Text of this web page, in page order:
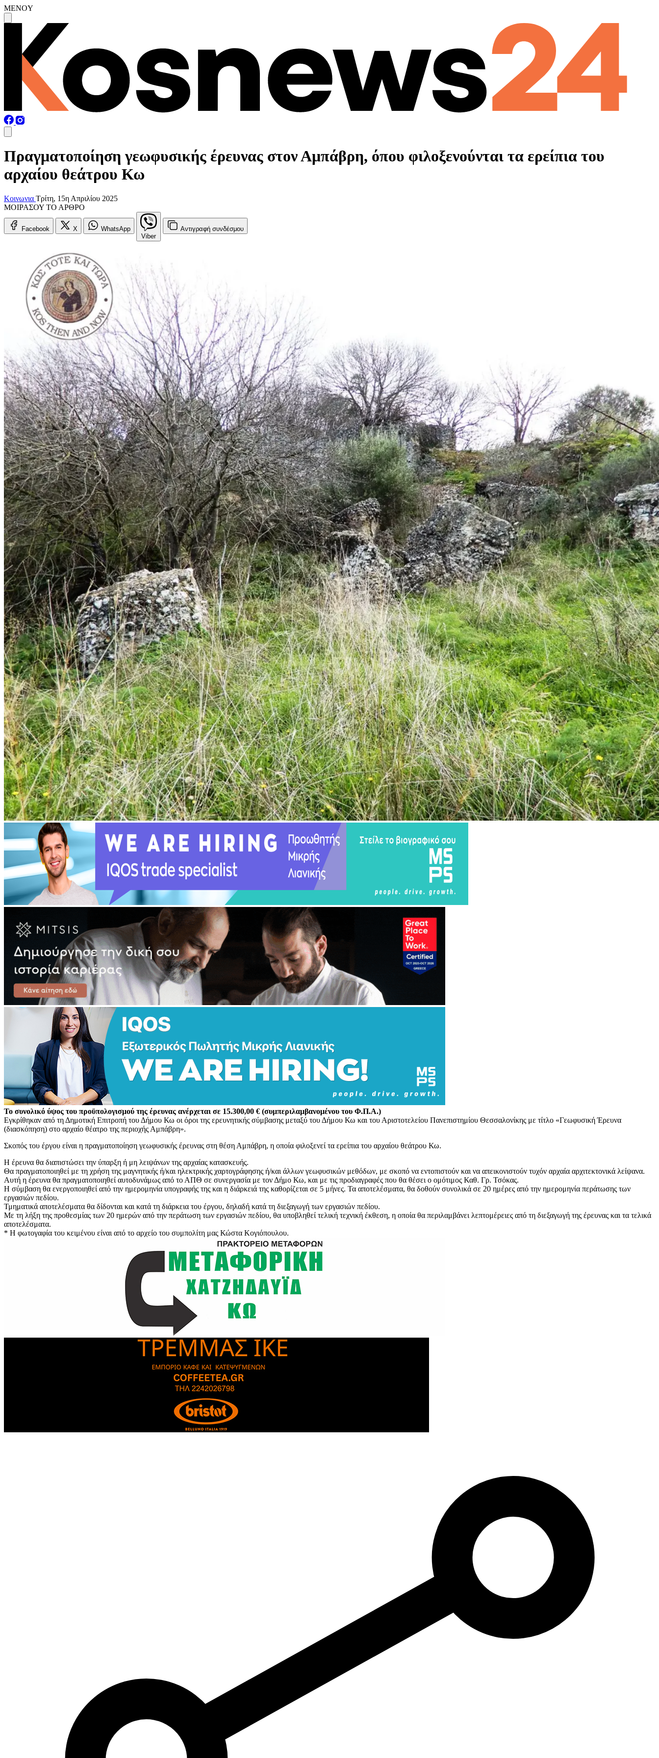
MENOY
Πραγματοποίηση γεωφυσικής έρευνας στον Αμπάβρη, όπου φιλοξενούνται τα ερείπια του
αρχαίου θεάτρου Κω
Κοινωνια Τρίτη, 15η Απριλίου 2025
ΜΟΙΡΑΣΟΥ ΤΟ ΑΡΘΡΟ
Facebook X
WhatsApp
Viber
Αντιγραφή συνδέσμου
Το συνολικό ύψος του προϋπολογισμού της έρευνας ανέρχεται σε 15.300,00 € (συμπεριλαμβανομένου του Φ.Π.Α.)
Εγκρίθηκαν από τη Δημοτική Επιτροπή του Δήμου Κω οι όροι της ερευνητικής σύμβασης μεταξύ του Δήμου Κω και του Αριστοτελείου Πανεπιστημίου Θεσσαλονίκης με τίτλο «Γεωφυσική Έρευνα
(διασκόπηση) στο αρχαίο θέατρο της περιοχής Αμπάβρη».
Σκοπός του έργου είναι η πραγματοποίηση γεωφυσικής έρευνας στη θέση Αμπάβρη, η οποία φιλοξενεί τα ερείπια του αρχαίου θεάτρου Κω.
Η έρευνα θα διαπιστώσει την ύπαρξη ή μη λειψάνων της αρχαίας κατασκευής.
Θα πραγματοποιηθεί με τη χρήση της μαγνητικής ή/και ηλεκτρικής χαρτογράφησης ή/και άλλων γεωφυσικών μεθόδων, με σκοπό να εντοπιστούν και να απεικονιστούν τυχόν αρχαία αρχιτεκτονικά λείψανα.
Αυτή η έρευνα θα πραγματοποιηθεί αυτοδυνάμως από το ΑΠΘ σε συνεργασία με τον Δήμο Κω, και με τις προδιαγραφές που θα θέσει ο ομότιμος Καθ. Γρ. Τσόκας.
Η σύμβαση θα ενεργοποιηθεί από την ημερομηνία υπογραφής της και η διάρκειά της καθορίζεται σε 5 μήνες. Τα αποτελέσματα, θα δοθούν συνολικά σε 20 ημέρες από την ημερομηνία περάτωσης των
εργασιών πεδίου.
Τμηματικά αποτελέσματα θα δίδονται και κατά τη διάρκεια του έργου, δηλαδή κατά τη διεξαγωγή των εργασιών πεδίου.
Με τη λήξη της προθεσμίας των 20 ημερών από την περάτωση των εργασιών πεδίου, θα υποβληθεί τελική τεχνική έκθεση, η οποία θα περιλαμβάνει λεπτομέρειες από τη διεξαγωγή της έρευνας και τα τελικά
αποτελέσματα.
* Η φωτογαφία του κειμένου είναι από το αρχείο του συμπολίτη μας Κώστα Κογιόπουλου.